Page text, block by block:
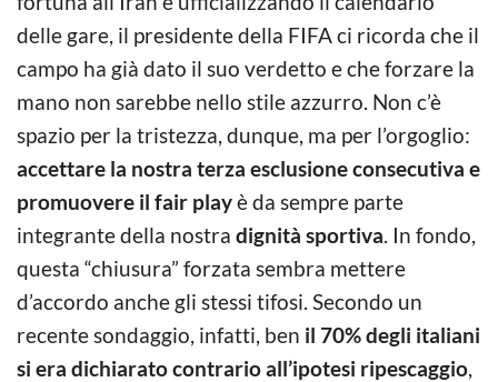
delle gare, il presidente della FIFA ci ricorda che il
campo ha già dato il suo verdetto e che forzare la
mano non sarebbe nello stile azzurro. Non c’è
spazio per la tristezza, dunque, ma per l’orgoglio:
accettare la nostra terza esclusione consecutiva e
promuovere il fair playè da sempre parte
integrante della nostra dignità sportiva. In fondo,
questa “chiusura” forzata sembra mettere
d’accordo anche gli stessi tifosi. Secondo un
recente sondaggio, infatti, ben il 70% degli italiani
si era dichiarato contrario all’ipotesi ripescaggio,